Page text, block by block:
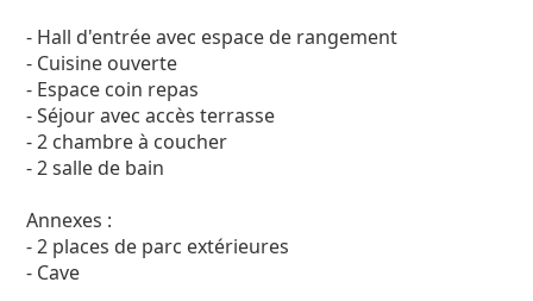
- Hall d'entrée avec espace de rangement
- Cuisine ouverte
- Espace coin repas
- Séjour avec accès terrasse
- 2 chambre à coucher
- 2 salle de bain
Annexes :
- 2 places de parc extérieures
- Cave